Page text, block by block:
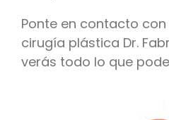
Ponte en contacto
cirugía plástica Dr.
verás todo lo que